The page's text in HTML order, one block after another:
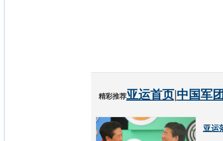
精彩推荐亚运首页|中国军
亚运